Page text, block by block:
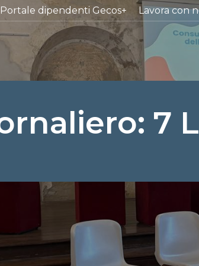
Portale dipendenti Gecos+
Lavora con
7